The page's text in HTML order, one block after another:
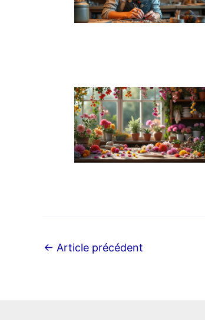
← Article précédent